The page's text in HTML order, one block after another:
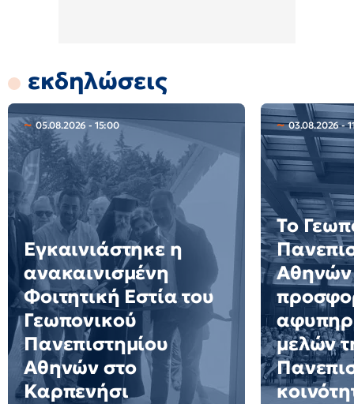
εκδηλώσεις
05.08.2026 - 15:00
Εγκαινιάστηκε η
ανακαινισμένη
Φοιτητική Εστία του
Γεωπονικού
Πανεπιστημίου
Αθηνών στο
Καρπενήσι
03.08.2026 -
Το
Αθηνών
μελών